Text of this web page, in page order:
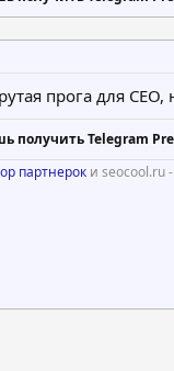
прога для
получить Telegram
партнерок и seocool.ru